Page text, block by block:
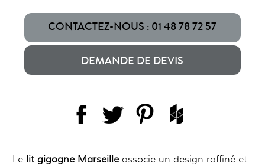
CONTACTEZ-NOUS : 01 48 78 72 57
DEMANDE DE DEVIS
Le lit gigogne Marseilleassocie un design raffiné et